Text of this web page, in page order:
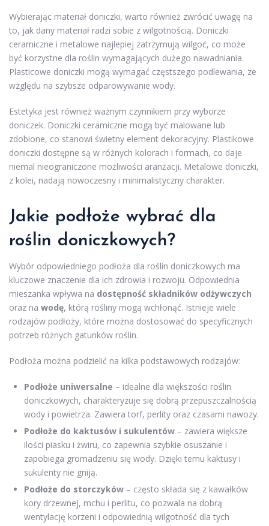
Wybierając materiał doniczki, warto również zwrócić uwagę na
to, jak dany materiał radzi sobie z wilgotnością. Doniczki
ceramiczne i metalowe najlepiej zatrzymują wilgoć, co może
być korzystne dla roślin wymagających dużego nawadniania.
Plasticowe doniczki mogą wymagać częstszego podlewania, ze
względu na szybsze odparowywanie wody.
Estetyka jest również ważnym czynnikiem przy wyborze
doniczek. Doniczki ceramiczne mogą być malowane lub
zdobione, co stanowi świetny element dekoracyjny. Plastikowe
doniczki dostępne są w różnych kolorach i formach, co daje
niemal nieograniczone możliwości aranżacji. Metalowe doniczki,
z kolei, nadają nowoczesny i minimalistyczny charakter.
Jakie podłoże wybrać dla
roślin doniczkowych?
Wybór odpowiedniego podłoża dla roślin doniczkowych ma
kluczowe znaczenie dla ich zdrowia i rozwoju. Odpowiednia
mieszanka wpływa na dostępność składników odżywczych
oraz na wodę, którą rośliny mogą wchłonąć. Istnieje wiele
rodzajów podłoży, które można dostosować do specyficznych
potrzeb różnych gatunków roślin.
Podłoża można podzielić na kilka podstawowych rodzajów:
Podłoże uniwersalne – idealne dla większości roślin
doniczkowych, charakteryzuje się dobrą przepuszczalnością
wody i powietrza. Zawiera torf, perlity oraz czasami nawozy.
Podłoże do kaktusów i sukulentów – zawiera większe
ilości piasku i żwiru, co zapewnia szybkie osuszanie i
zapobiega gromadzeniu się wody. Dzięki temu kaktusy i
sukulenty nie gniją.
Podłoże do storczyków – często składa się z kawałków
kory drzewnej, mchu i perlitu, co pozwala na dobrą
wentylację korzeni i odpowiednią wilgotność dla tych